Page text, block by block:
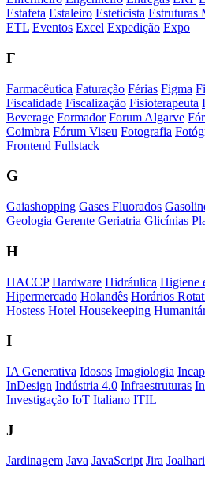
Estafeta Estaleiro Esteticista Estruturas
ETL Eventos Excel Expedição Expo
F
Farmacêutica Faturação Férias Figma
Fiscalidade Fiscalização Fisioterapeuta
Beverage Formador Forum Algarve
Coimbra Fórum Viseu Fotografia
Frontend Fullstack
G
Gaiashopping Gases Fluorados
Geologia Gerente Geriatria Glicínias
H
HACCP Hardware Hidráulica Higiene
Hipermercado Holandês Horários
Hostess Hotel Housekeeping
I
IA Generativa Idosos Imagiologia
InDesign Indústria 4.0 Infraestruturas
Investigação IoT Italiano ITIL
J
Jardinagem Java JavaScript Jira